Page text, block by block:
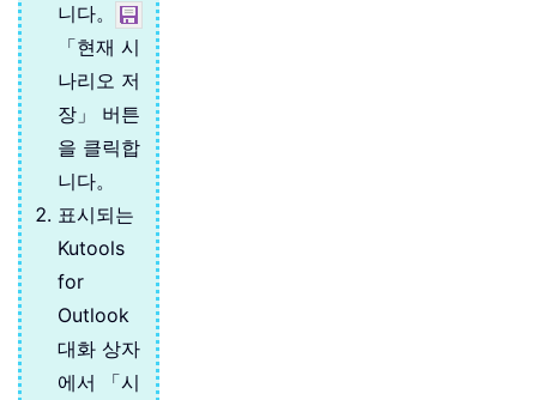
니다。
「현재 시
나리오 저
장」 버튼
을 클릭합
니다。
표시되는
Kutools
for
Outlook
대화 상자
에서 「시